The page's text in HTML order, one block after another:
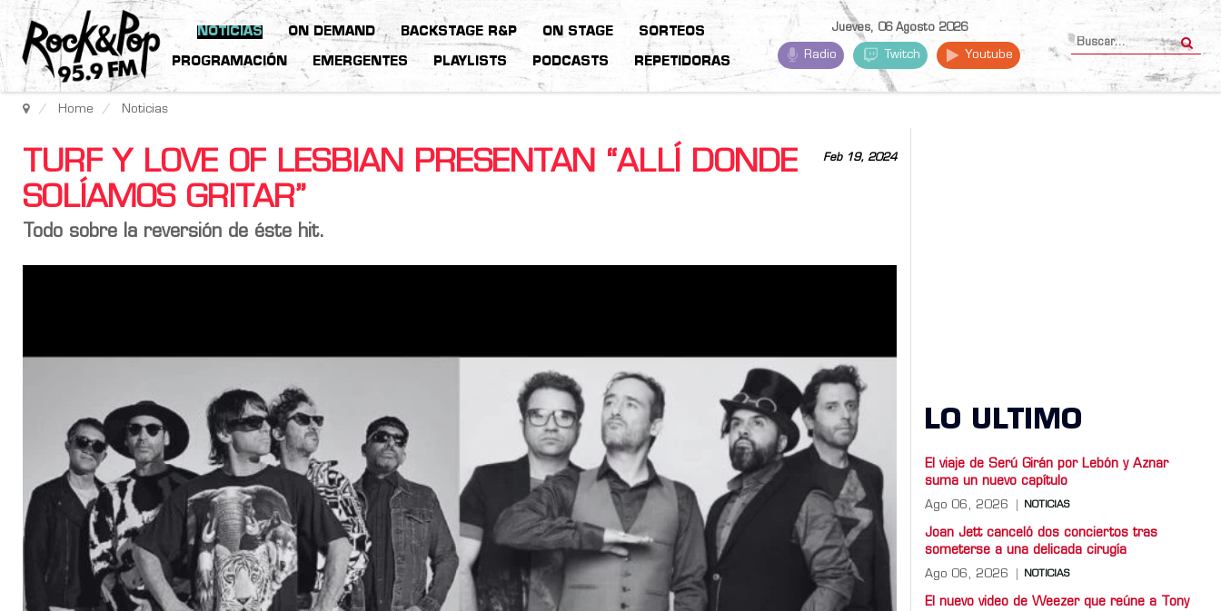
NOTICIAS ON DEMAND BACKSTAGE R&P ON STAGE SORTEOS
PROGRAMACIÓN EMERGENTES PLAYLISTS PODCASTS REPETIDORAS
Jueves, 06 Agosto 2026
Radio Twitch Youtube
Home Noticias
Feb 19, 2024
TURF Y LOVE OF LESBIAN PRESENTAN “ALLÍ DONDE
SOLÍAMOS GRITAR”
Todo sobre la reversión de éste hit.
LO ULTIMO
El viaje de Serú Girán por Lebón y Aznar
suma un nuevo capítulo
Ago 06, 2026 NOTICIAS
Joan Jett canceló dos conciertos tras
someterse a una delicada cirugía
Ago 06, 2026 NOTICIAS
El nuevo video de Weezer que reúne a Tony